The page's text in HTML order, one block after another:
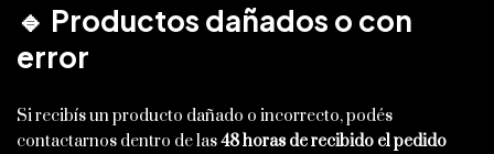
🔹 Productos dañados o con
error
Si recibís un producto dañado o incorrecto, podés
contactarnos dentro de las48 horas de recibido el pedido